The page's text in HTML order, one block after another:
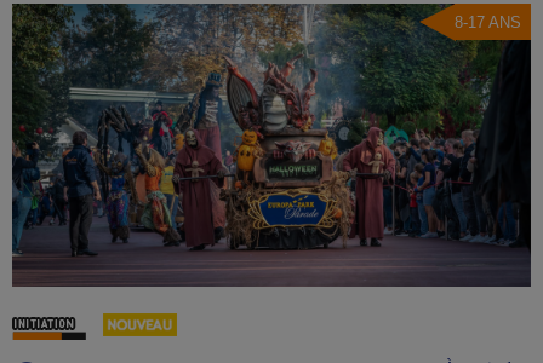
8-17 ANS